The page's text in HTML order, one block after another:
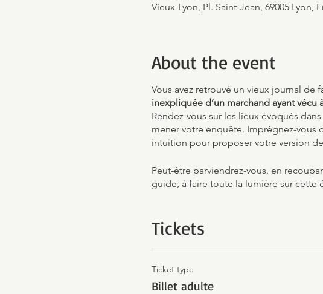
Vieux-Lyon, Pl. Saint-Jean, 69005 Lyon,
About the event
Vous avez retrouvé un vieux journal de
inexpliquée d’un marchand ayant vécu
Rendez-vous sur les lieux évoqués
mener votre enquête. Imprégnez-vous
intuition pour proposer votre version
Peut-être parviendrez-vous, en
guide, à faire toute la lumière sur cette
Tickets
Ticket type
Billet adulte